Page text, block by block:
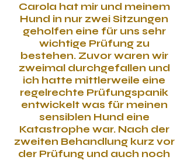
Carola hat mir und meinem
Hund in nur zwei Sitzungen
geholfen eine für uns sehr
wichtige Prüfung zu
bestehen. Zuvor waren wir
zweimal durchgefallen und
ich hatte mittlerweile eine
regelrechte Prüfungspanik
entwickelt was für meinen
sensiblen Hund eine
Katastrophe war. Nach der
zweiten Behandlung kurz vor
der Prüfung und auch noch